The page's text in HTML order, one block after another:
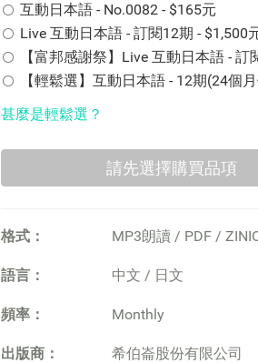
互動日本語 - No.0082 - $165元
Live 互動日本語 - 訂閱12期 - $1,500
【富邦感謝祭】Live 互動日本語 - 訂
【輕鬆選】互動日本語 - 12期(24個
甚麼是輕鬆選？
格式： MP3朗讀 / PDF /
語言： 中文 / 日文
頻率： Monthly
出版商： 希伯崙股份有限公司